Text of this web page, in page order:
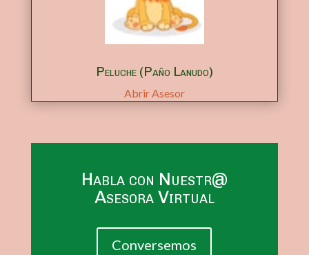
Peluche (Paño Lanudo)
Abrir Asesor
Habla con Nuestr@
Asesora Virtual
Conversemos